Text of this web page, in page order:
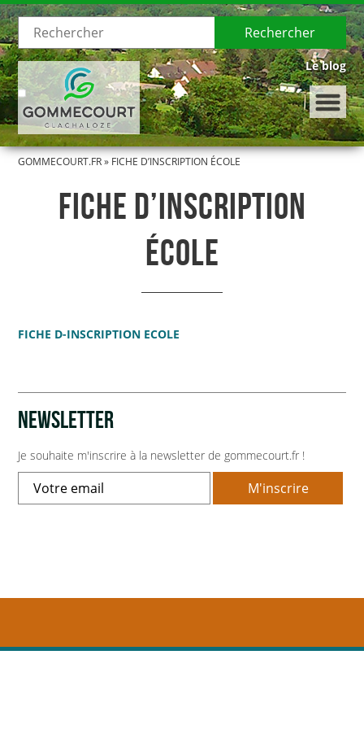
Rechercher
LE VILLAGE
Présentation de Gommecourt
Histoire de Gommecourt
Le Conseil municipal
Intercommunalité
VIE COMMUNALE
École et organisation périscolaire
Le blog
GOMMECOURT.FR» FICHE D’INSCRIPTION ÉCOLE
FICHE D’INSCRIPTION
ÉCOLE
FICHE D-INSCRIPTION ECOLE
NEWSLETTER
Je souhaite m'inscrire à la newsletter de gommecourt.fr !